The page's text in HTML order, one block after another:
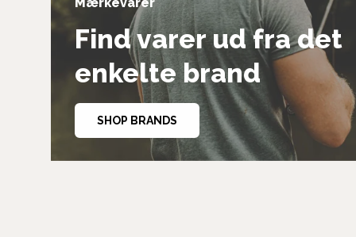
Find varer ud fra det
enkelte brand
SHOP BRANDS